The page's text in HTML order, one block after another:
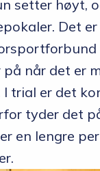
setter høyt,
Det
når det er
I trial er det
tyder det
en lengre